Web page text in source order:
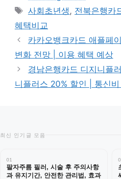
테
고
리
태
그
사회초년생 , 전북은행카
혜택비교
카카오뱅크카드 애플페
변화 전망 | 이용 혜택 예상
경남은행카드 디지니플
니플러스 20% 할인 | 통신
최신 인기글 모음
01
팔자주름 필러, 시술 후 주의사항
과 유지기간, 안전한 관리법, 효과